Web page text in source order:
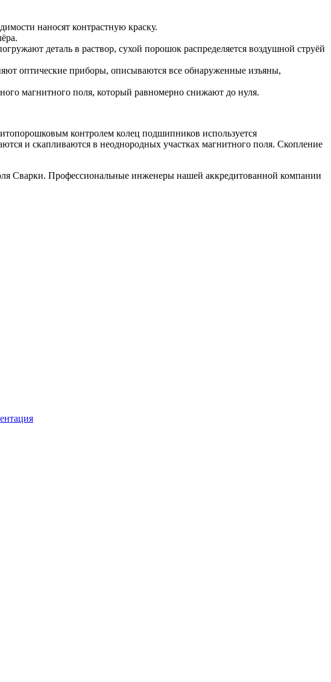
наносят контрастную краску.
деталь в раствор, сухой порошок распределяется воздушной струёй
оптические приборы, описываются все обнаруженные изъяны,
магнитного поля, который равномерно снижают до нуля.
контролем колец подшипников используется
и скапливаются в неоднородных участках магнитного поля. Скопление
Сварки. Профессиональные инженеры нашей аккредитованной компании